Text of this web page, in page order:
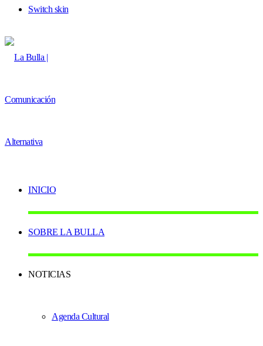
Switch skin
INICIO
SOBRE LA BULLA
NOTICIAS
Agenda Cultural